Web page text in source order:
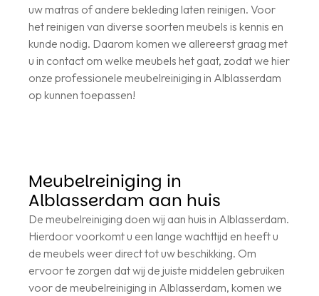
uw matras of andere bekleding laten reinigen. Voor
het reinigen van diverse soorten meubels is kennis en
kunde nodig. Daarom komen we allereerst graag met
u in contact om welke meubels het gaat, zodat we hier
onze professionele meubelreiniging in Alblasserdam
op kunnen toepassen!
Meubelreiniging in
Alblasserdam aan huis
De meubelreiniging doen wij aan huis in Alblasserdam.
Hierdoor voorkomt u een lange wachttijd en heeft u
de meubels weer direct tot uw beschikking. Om
ervoor te zorgen dat wij de juiste middelen gebruiken
voor de meubelreiniging in Alblasserdam, komen we